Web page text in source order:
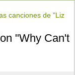
canciones de "Liz
"Why Can't